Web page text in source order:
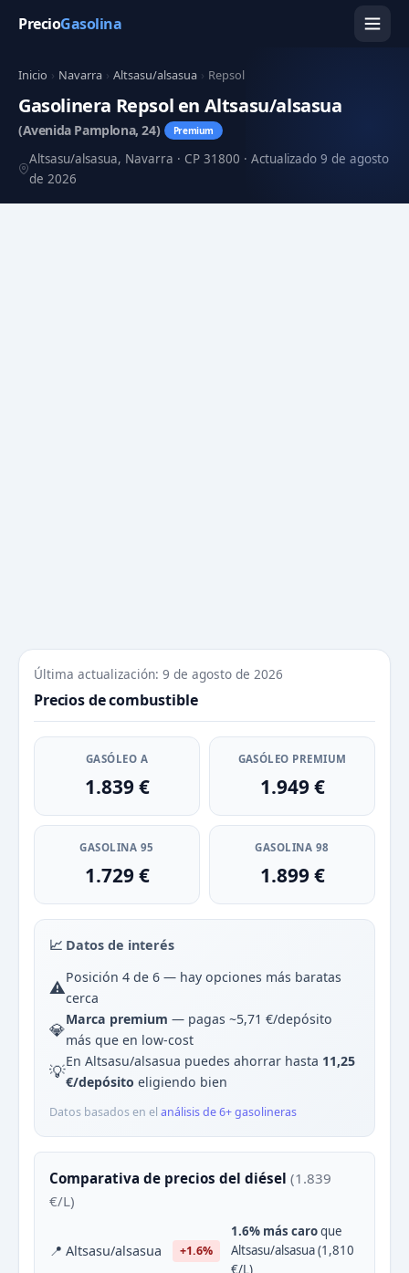
PrecioGasolina
Inicio › Navarra › Altsasu/alsasua › Repsol
Gasolinera Repsol en Altsasu/alsasua
(Avenida Pamplona, 24) Premium
Altsasu/alsasua, Navarra · CP 31800 · Actualizado 9 de agosto
de 2026
Última actualización: 9 de agosto de 2026
Precios de combustible
GASÓLEO A
1.839 €
GASÓLEO PREMIUM
1.949 €
GASOLINA 95
1.729 €
GASOLINA 98
1.899 €
📈 Datos de interés
⚠️Posición 4 de 6 — hay opciones más baratas
cerca
💎Marca premium — pagas ~5,71 €/depósito
más que en low-cost
💡En Altsasu/alsasua puedes ahorrar hasta 11,25
€/depósito eligiendo bien
Datos basados en el análisis de 6+ gasolineras
Comparativa de precios del diésel (1.839
€/L)
📍 Altsasu/alsasua +1.6%
1.6% más caroque
Altsasu/alsasua (1,810
€/L)